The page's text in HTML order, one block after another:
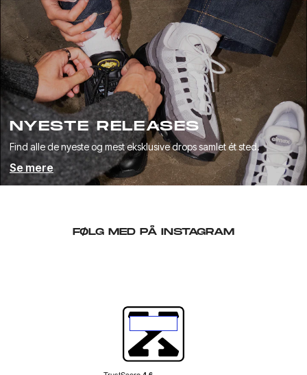
NYESTE RELEASES
Find alle de nyeste og mest eksklusive drops samlet ét sted.
Se mere
FØLG MED PÅ INSTAGRAM